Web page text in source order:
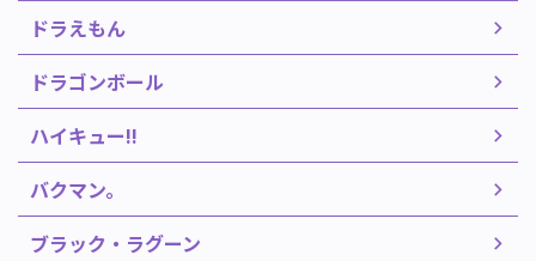
ドラえもん
ドラゴンボール
ハイキュー!!
バクマン。
ブラック・ラグーン